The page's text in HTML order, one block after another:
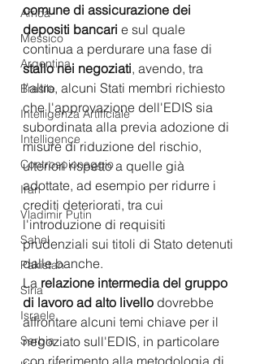
Africa
Messico
Argentina
Brasile
Intelligenza Artificiale
Intelligence
Controspionaggio
Iran
Vladimir Putin
Sahel
Pakistan
Siria
Israele
Serbia
comune di assicurazione dei
depositi bancari e sul quale
continua a perdurare una fase di
stallo nei negoziati, avendo, tra
l'altro, alcuni Stati membri richiesto
che l'approvazione dell'EDIS sia
subordinata alla previa adozione di
misure di riduzione del rischio,
ulteriori rispetto a quelle già
adottate, ad esempio per ridurre i
crediti deteriorati, tra cui
l'introduzione di requisiti
prudenziali sui titoli di Stato detenuti
dalle banche.
La relazione intermedia del gruppo
di lavoro ad alto livello dovrebbe
affrontare alcuni temi chiave per il
negoziato sull'EDIS, in particolare